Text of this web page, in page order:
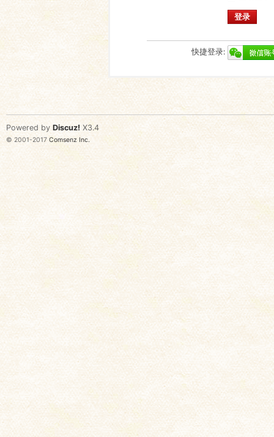
登录
快捷登录:
Powered by Discuz! X3.4
© 2001-2017 Comsenz Inc.